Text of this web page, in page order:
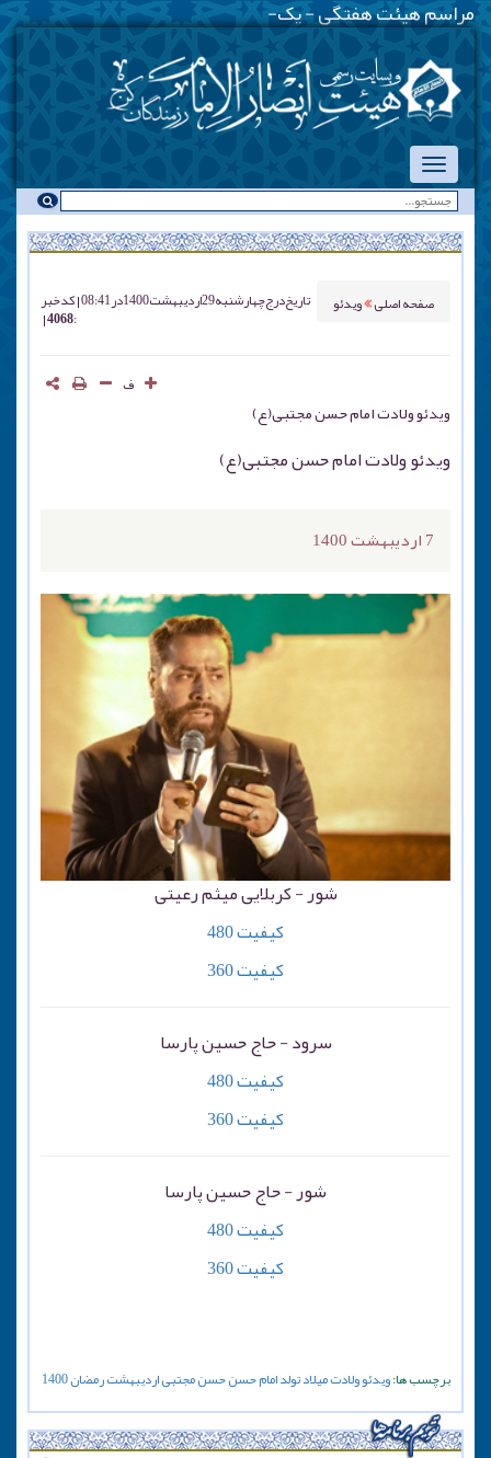
مراسم هیئت هفتگی - یکشنبه شبه-
صفحه اصلی ویدئو تاریخ درجچهارشنبه 29 ارديبهشت 1400 در 08:41 کد خبر
: 4068
ف
ویدئو ولادت امام حسن مجتبی(ع)
ویدئو ولادت امام حسن مجتبی(ع)
7 اردیبهشت 1400
شور - کربلایی میثم رعیتی
کیفیت 480
کیفیت 360
سرود - حاج حسین پارسا
کیفیت 480
کیفیت 360
شور - حاج حسین پارسا
کیفیت 480
کیفیت 360
برچسب ها:ویدئوولادتمیلادتولدامام حسنحسن مجتبیاردیبهشترمضان1400